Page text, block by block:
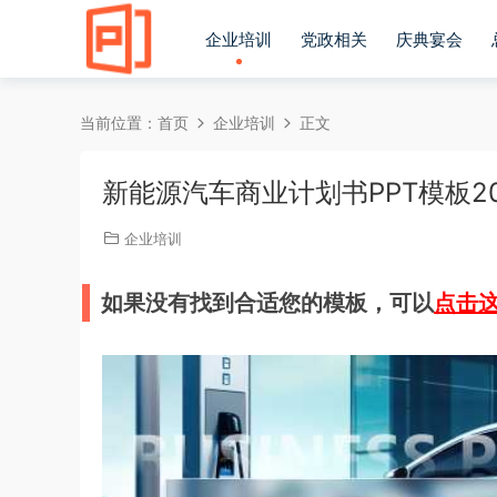
企业培训 党政相关 庆典宴会
当前位置： 首页 企业培训 正文
新能源汽车商业计划书PPT模板
企业培训
如果没有找到合适您的模板，可以点击